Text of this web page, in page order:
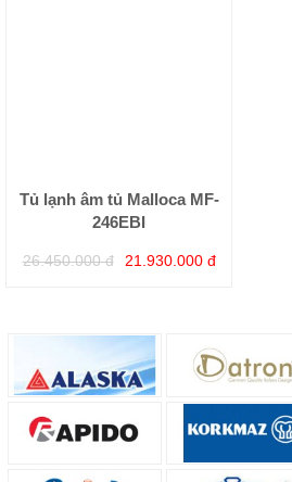
Tủ lạnh âm tủ Malloca MF-
246EBI
26.450.000 đ 21.930.000 đ